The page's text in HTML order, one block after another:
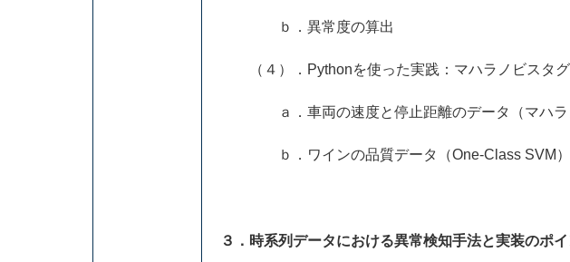
ｂ．異常度の算出
（４）．Pythonを使った実践：マハラノビスタグ
ａ．車両の速度と停止距離のデータ（マハラノ
ｂ．ワインの品質データ（One-Class SVM）
３．時系列データにおける異常検知手法と実装のポイ